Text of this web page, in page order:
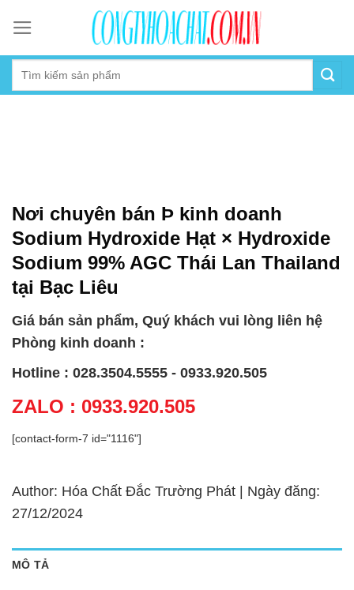
content
Nơi chuyên bán Þ kinh doanh
Sodium Hydroxide Hạt × Hydroxide
Sodium 99% AGC Thái Lan Thailand
tại Bạc Liêu
Giá bán sản phẩm, Quý khách vui lòng liên hệ
Phòng kinh doanh :
Hotline : 028.3504.5555 - 0933.920.505
ZALO : 0933.920.505
[contact-form-7 id="1116"]
Author: Hóa Chất Đắc Trường Phát | Ngày đăng:
27/12/2024
MÔ TẢ